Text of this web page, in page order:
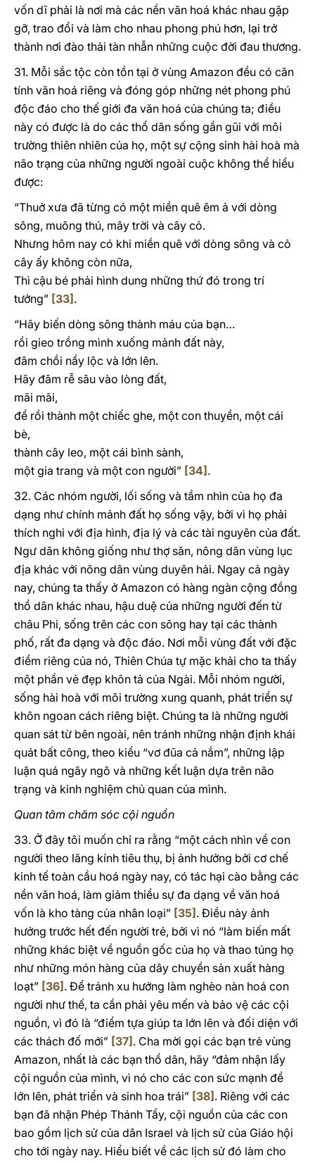
vốn dĩ phải là nơi mà các nền văn hoá khác nhau gặp
gỡ, trao đổi và làm cho nhau phong phú hơn, lại trở
thành nơi đào thải tàn nhẫn những cuộc đời đau thương.
31. Mỗi sắc tộc còn tồn tại ở vùng Amazon đều có căn
tính văn hoá riêng và đóng góp những nét phong phú
độc đáo cho thế giới đa văn hoá của chúng ta; điều
này có được là do các thổ dân sống gần gũi với môi
trường thiên nhiên của họ, một sự cộng sinh hài hoà mà
não trạng của những người ngoài cuộc không thể hiểu
được:
“Thuở xưa đã từng có một miền quê êm ả với dòng
sông, muông thú, mây trời và cây cỏ.
Nhưng hôm nay có khi miền quê với dòng sông và cỏ
cây ấy không còn nữa,
Thì cậu bé phải hình dung những thứ đó trong trí
tưởng” [33] .
“Hãy biến dòng sông thành máu của bạn…
rồi gieo trồng mình xuống mảnh đất này,
đâm chồi nẩy lộc và lớn lên.
Hãy đâm rễ sâu vào lòng đất,
mãi mãi,
để rồi thành một chiếc ghe, một con thuyền, một cái
bè,
thành cây leo, một cái bình sành,
một gia trang và một con người” [34] .
32. Các nhóm người, lối sống và tầm nhìn của họ đa
dạng như chính mảnh đất họ sống vậy, bởi vì họ phải
thích nghi với địa hình, địa lý và các tài nguyên của đất.
Ngư dân không giống như thợ săn, nông dân vùng lục
địa khác với nông dân vùng duyên hải. Ngay cả ngày
nay, chúng ta thấy ở Amazon có hàng ngàn cộng đồng
thổ dân khác nhau, hậu duệ của những người đến từ
châu Phi, sống trên các con sông hay tại các thành
phố, rất đa dạng và độc đáo. Nơi mỗi vùng đất với đặc
điểm riêng của nó, Thiên Chúa tự mặc khải cho ta thấy
một phần vẻ đẹp khôn tả của Ngài. Mỗi nhóm người,
sống hài hoà với môi trường xung quanh, phát triển sự
khôn ngoan cách riêng biệt. Chúng ta là những người
quan sát từ bên ngoài, nên tránh những nhận định khái
quát bất công, theo kiểu “vơ đũa cả nắm”, những lập
luận quá ngây ngô và những kết luận dựa trên não
trạng và kinh nghiệm chủ quan của mình.
Quan tâm chăm sóc cội nguồn
33. Ở đây tôi muốn chỉ ra rằng “một cách nhìn về con
người theo lăng kính tiêu thụ, bị ảnh hưởng bởi cơ chế
kinh tế toàn cầu hoá ngày nay, có tác hại cào bằng các
nền văn hoá, làm giảm thiểu sự đa dạng về văn hoá
vốn là kho tàng của nhân loại” [35] . Điều này ảnh
hưởng trước hết đến người trẻ, bởi vì nó “làm biến mất
những khác biệt về nguồn gốc của họ và thao túng họ
như những món hàng của dây chuyền sản xuất hàng
loạt” [36] . Để tránh xu hướng làm nghèo nàn hoá con
người như thế, ta cần phải yêu mến và bảo vệ các cội
nguồn, vì đó là “điểm tựa giúp ta lớn lên và đối diện với
các thách đố mới” [37] . Cha mời gọi các bạn trẻ vùng
Amazon, nhất là các bạn thổ dân, hãy “đảm nhận lấy
cội nguồn của mình, vì nó cho các con sức mạnh để
lớn lên, phát triển và sinh hoa trái” [38] . Riêng với các
bạn đã nhận Phép Thánh Tẩy, cội nguồn của các con
bao gồm lịch sử của dân Israel và lịch sử của Giáo hội
cho tới ngày nay. Hiểu biết về các lịch sử đó làm cho